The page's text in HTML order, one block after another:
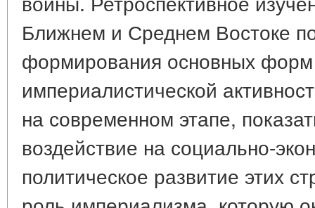
Ближнем и Среднем Востоке
формирования основных
империалистической
на современном этапе,
воздействие на социально-
политическое развитие этих